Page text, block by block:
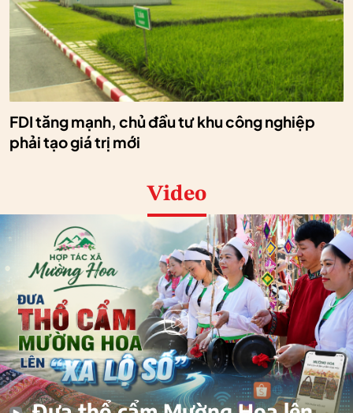
FDI tăng mạnh, chủ đầu tư khu công nghiệp
phải tạo giá trị mới
Video